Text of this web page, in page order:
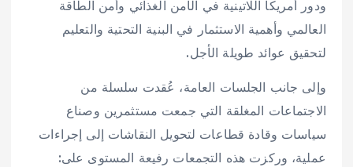
ودور أمريكا اللاتينية في الأمن الغذائي وأمن الطاقة
العالمي وأهمية الاستثمار في البنية التحتية والتعليم
لتحقيق عوائد طويلة الأجل.
وإلى جانب الجلسات العامة، عُقدت سلسلة من
الاجتماعات المغلقة التي جمعت مستثمرين وصناع
سياسات وقادة قطاعات لتحويل النقاشات إلى إجراءات
عملية، وركزت هذه التجمعات رفيعة المستوى على: